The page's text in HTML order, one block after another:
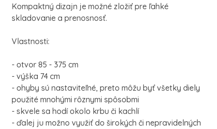
Kompaktný dizajn je možné zložiť pre ľahké
skladovanie a prenosnosť.
Vlastnosti:
- otvor 85 - 375 cm
- výška 74 cm
- ohyby sú nastaviteľné, preto môžu byť všetky diely
použité mnohými rôznymi spôsobmi
- skvele sa hodí okolo krbu či kachlí
- ďalej ju možno využiť do širokých či nepravidelných